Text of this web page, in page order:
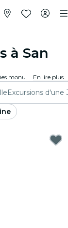
à San
Découvre les lieux incontournables de San Francisco. Des monuments emblématiques aux hauts lieux culturels, en passant par des parcs remarquables et des endroits plus méconnus, et explore-les grâce à ces expériences. Laisse-toi surprendre par tout ce qui rend San Francisco si unique. En lire plus...
Excursions d'une